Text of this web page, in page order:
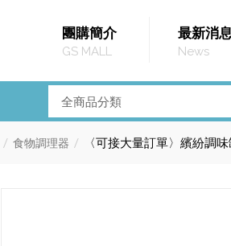
團購簡介
GS MALL
最新消息
News
食物調理器 〈可接大量訂單〉繽紛調